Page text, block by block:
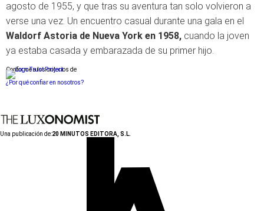
agosto de 1955, y que tras su aventura tan solo volvieron a
verse una vez. Un encuentro casual durante una gala en el
Waldorf Astoria de Nueva York en 1958, cuando la joven
ya estaba casada y embarazada de su primer hijo.
Conforme a los criterios de
¿Por qué confiar en nosotros?
Una publicación de:20 MINUTOS EDITORA, S.L.